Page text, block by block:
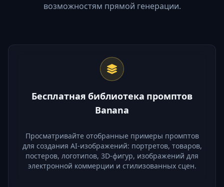
возможностям прямой генерации.
Бесплатная библиотека промптов
Banana
Просматривайте отобранные примеры промптов
для создания AI-изображений: портретов, товаров,
постеров, логотипов, 3D-фигур, изображений для
электронной коммерции и стилизованных сцен.